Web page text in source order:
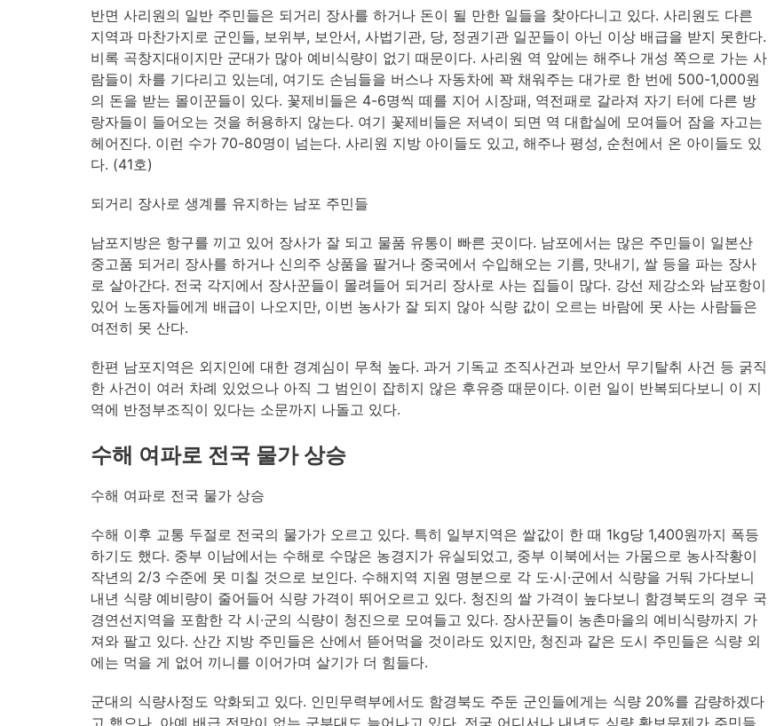
반면 사리원의 일반 주민들은 되거리 장사를 하거나 돈이 될 만한 일들을 찾아다니고 있다. 사리원도 다른
지역과 마찬가지로 군인들, 보위부, 보안서, 사법기관, 당, 정권기관 일꾼들이 아닌 이상 배급을 받지 못한다.
비록 곡창지대이지만 군대가 많아 예비식량이 없기 때문이다. 사리원 역 앞에는 해주나 개성 쪽으로 가는 사
람들이 차를 기다리고 있는데, 여기도 손님들을 버스나 자동차에 꽉 채워주는 대가로 한 번에 500-1,000원
의 돈을 받는 몰이꾼들이 있다. 꽃제비들은 4-6명씩 떼를 지어 시장패, 역전패로 갈라져 자기 터에 다른 방
랑자들이 들어오는 것을 허용하지 않는다. 여기 꽃제비들은 저녁이 되면 역 대합실에 모여들어 잠을 자고는
헤어진다. 이런 수가 70-80명이 넘는다. 사리원 지방 아이들도 있고, 해주나 평성, 순천에서 온 아이들도 있
다. (41호)
되거리 장사로 생계를 유지하는 남포 주민들
남포지방은 항구를 끼고 있어 장사가 잘 되고 물품 유통이 빠른 곳이다. 남포에서는 많은 주민들이 일본산
중고품 되거리 장사를 하거나 신의주 상품을 팔거나 중국에서 수입해오는 기름, 맛내기, 쌀 등을 파는 장사
로 살아간다. 전국 각지에서 장사꾼들이 몰려들어 되거리 장사로 사는 집들이 많다. 강선 제강소와 남포항이
있어 노동자들에게 배급이 나오지만, 이번 농사가 잘 되지 않아 식량 값이 오르는 바람에 못 사는 사람들은
여전히 못 산다.
한편 남포지역은 외지인에 대한 경계심이 무척 높다. 과거 기독교 조직사건과 보안서 무기탈취 사건 등 굵직
한 사건이 여러 차례 있었으나 아직 그 범인이 잡히지 않은 후유증 때문이다. 이런 일이 반복되다보니 이 지
역에 반정부조직이 있다는 소문까지 나돌고 있다.
수해 여파로 전국 물가 상승
수해 여파로 전국 물가 상승
수해 이후 교통 두절로 전국의 물가가 오르고 있다. 특히 일부지역은 쌀값이 한 때 1kg당 1,400원까지 폭등
하기도 했다. 중부 이남에서는 수해로 수많은 농경지가 유실되었고, 중부 이북에서는 가뭄으로 농사작황이
작년의 2/3 수준에 못 미칠 것으로 보인다. 수해지역 지원 명분으로 각 도·시·군에서 식량을 거둬 가다보니
내년 식량 예비량이 줄어들어 식량 가격이 뛰어오르고 있다. 청진의 쌀 가격이 높다보니 함경북도의 경우 국
경연선지역을 포함한 각 시·군의 식량이 청진으로 모여들고 있다. 장사꾼들이 농촌마을의 예비식량까지 가
져와 팔고 있다. 산간 지방 주민들은 산에서 뜯어먹을 것이라도 있지만, 청진과 같은 도시 주민들은 식량 외
에는 먹을 게 없어 끼니를 이어가며 살기가 더 힘들다.
군대의 식량사정도 악화되고 있다. 인민무력부에서도 함경북도 주둔 군인들에게는 식량 20%를 감량하겠다